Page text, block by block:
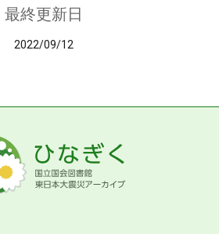
最終更新日
2022/09/12